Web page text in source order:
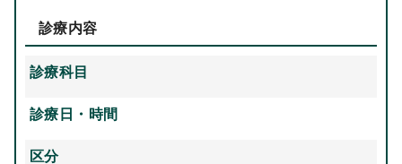
診療内容
診療科目
診療日・時間
区分